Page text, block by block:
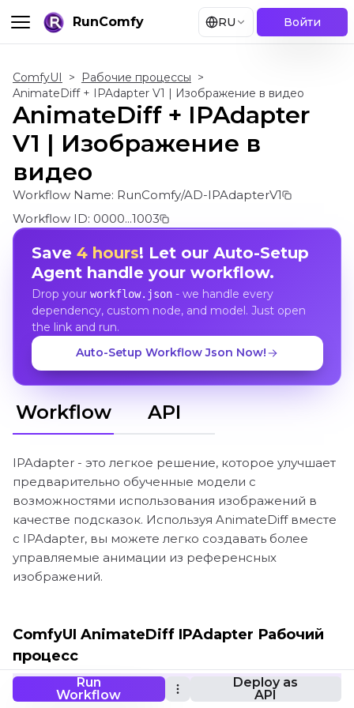
RunComfy RU Войти
Run
Workflow
Deploy as
API
ComfyUI > Рабочие процессы >
AnimateDiff + IPAdapter V1 | Изображение в видео
AnimateDiff + IPAdapter
V1 | Изображение в
видео
Workflow Name: RunComfy/AD-IPAdapterV1
Workflow ID: 0000...1003
Save 4 hours! Let our Auto-Setup
Agent handle your workflow.
Drop your workflow.json- we handle every
dependency, custom node, and model. Just open
the link and run.
Auto-Setup Workflow Json Now!
Workflow API
IPAdapter - это легкое решение, которое улучшает
предварительно обученные модели с
возможностями использования изображений в
качестве подсказок. Используя AnimateDiff вместе
с IPAdapter, вы можете легко создавать более
управляемые анимации из референсных
изображений.
ComfyUI AnimateDiff IPAdapter Рабочий
процесс